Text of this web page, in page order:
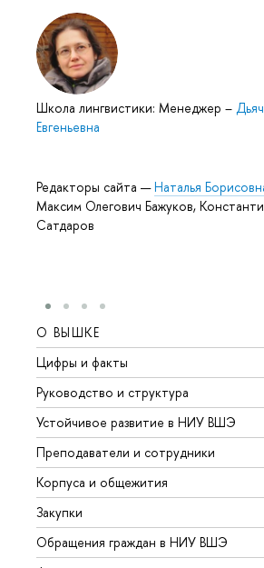
Школа лингвистики: Менеджер –
Евгеньевна
Редакторы сайта —Наталья
Максим Олегович Бажуков,
Сатдаров
О ВЫШКЕ
Цифры и факты
Руководство и структура
Устойчивое развитие в НИУ ВШЭ
Преподаватели и сотрудники
Корпуса и общежития
Закупки
Обращения граждан в НИУ ВШЭ